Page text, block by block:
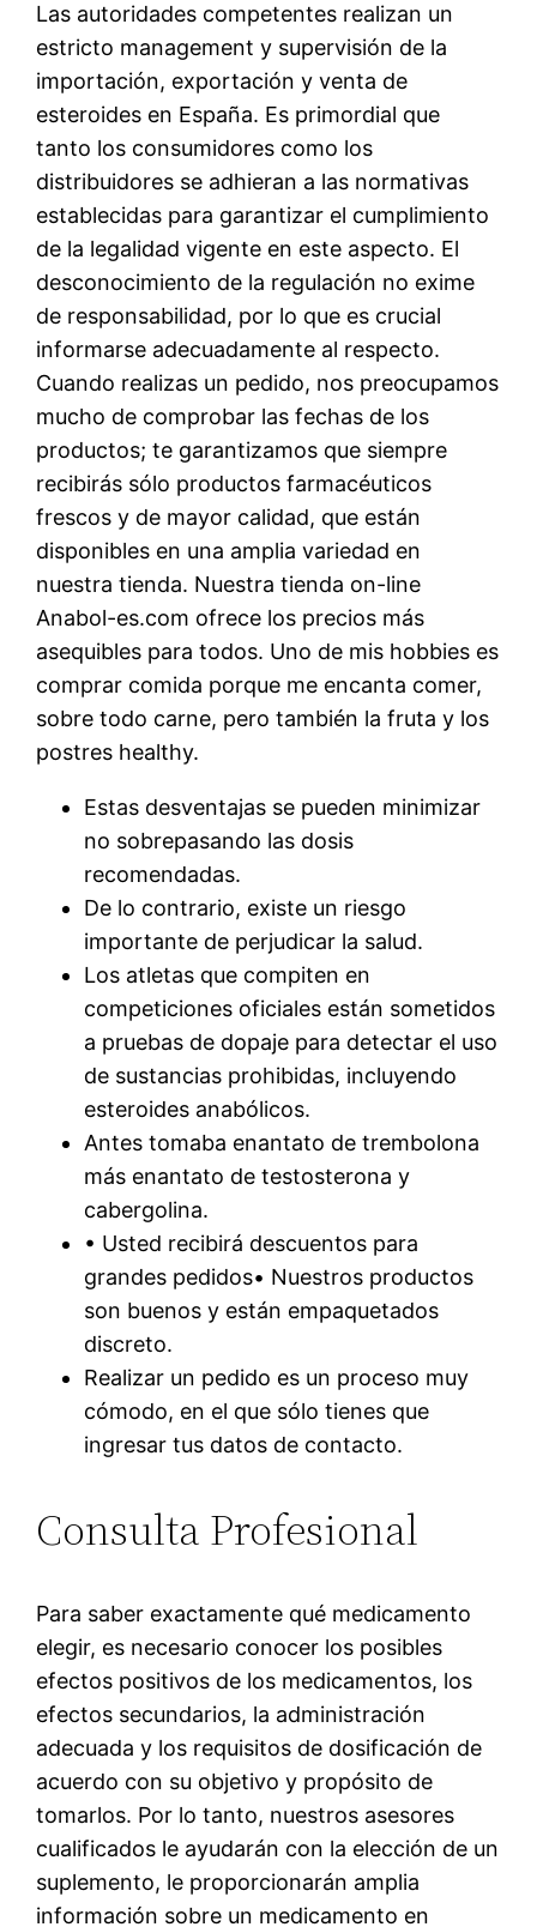
Las autoridades competentes realizan un
estricto management y supervisión de la
importación, exportación y venta de
esteroides en España. Es primordial que
tanto los consumidores como los
distribuidores se adhieran a las normativas
establecidas para garantizar el cumplimiento
de la legalidad vigente en este aspecto. El
desconocimiento de la regulación no exime
de responsabilidad, por lo que es crucial
informarse adecuadamente al respecto.
Cuando realizas un pedido, nos preocupamos
mucho de comprobar las fechas de los
productos; te garantizamos que siempre
recibirás sólo productos farmacéuticos
frescos y de mayor calidad, que están
disponibles en una amplia variedad en
nuestra tienda. Nuestra tienda on-line
Anabol-es.com ofrece los precios más
asequibles para todos. Uno de mis hobbies es
comprar comida porque me encanta comer,
sobre todo carne, pero también la fruta y los
postres healthy.
Estas desventajas se pueden minimizar
no sobrepasando las dosis
recomendadas.
De lo contrario, existe un riesgo
importante de perjudicar la salud.
Los atletas que compiten en
competiciones oficiales están sometidos
a pruebas de dopaje para detectar el uso
de sustancias prohibidas, incluyendo
esteroides anabólicos.
Antes tomaba enantato de trembolona
más enantato de testosterona y
cabergolina.
• Usted recibirá descuentos para
grandes pedidos• Nuestros productos
son buenos y están empaquetados
discreto.
Realizar un pedido es un proceso muy
cómodo, en el que sólo tienes que
ingresar tus datos de contacto.
Consulta Profesional
Para saber exactamente qué medicamento
elegir, es necesario conocer los posibles
efectos positivos de los medicamentos, los
efectos secundarios, la administración
adecuada y los requisitos de dosificación de
acuerdo con su objetivo y propósito de
tomarlos. Por lo tanto, nuestros asesores
cualificados le ayudarán con la elección de un
suplemento, le proporcionarán amplia
información sobre un medicamento en